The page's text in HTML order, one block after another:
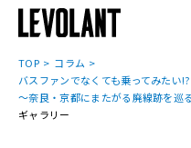
TOP
コラム
バスファンでなくても乗ってみたい
～奈良・京都にまたがる廃線跡を巡
ギャラリー